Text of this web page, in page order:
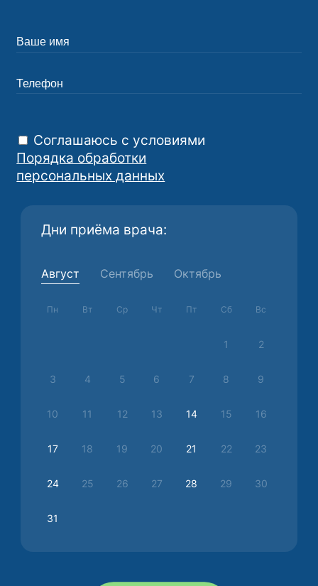
Дни приёма врача:
Август Сентябрь Октябрь
Пн Вт Ср Чт Пт Сб Вс
1 2
3 4 5 6 7 8 9
10 11 12 13 14 15 16
17 18 19 20 21 22 23
24 25 26 27 28 29 30
31
Соглашаюсь с условиями
Порядка обработки
персональных данных